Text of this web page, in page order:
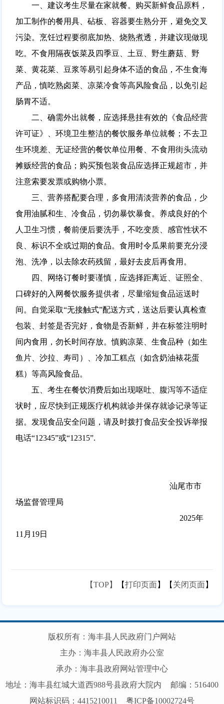
一、 建议考生尽量在家就餐。购买新鲜食品原料，
加工制作的餐用具、砧板、容器要生熟分开，避免交叉
污染。烹饪过程要彻底加热、烧熟煮透，并建议现做现
吃。不食用隔夜饭菜及四季豆、土豆、野生蘑菇、野
菜、黄花菜、豆浆等易引起身体不适的食品，不生食海
产品，慎吃熟卤菜、凉菜冷食等高风险食品，以免引起
肠胃不适。
二、 确需外出就餐，应选择悬挂有效的《食品经营
许可证》、环境卫生整洁的餐饮服务单位就餐；不去卫
生环境差、无证经营的餐饮单位用餐、不食用街头流动
摊贩经营的食品；购买预包装食品应选择正规超市，并
注意索要发票或购物小票。
三、营养搭配要合理，多食用清淡营养的食品，少
食用油腻和生、冷食品，切勿暴饮暴食。养成良好的个
人卫生习惯，餐前便后要洗手，不吃变质、感官性状不
良、标识不全或过期的食品。食用时令瓜果前要充分浸
泡、洗净，以去除农药残留，最好去皮后再食用。
四、网络订餐时要谨慎，应选择距离近、证照全、
口碑好的入网餐饮服务提供者，尽量缩短食品运送时
间。自觉采取“无接触式”配送方式，送达后要认真检查
包装、封签是否完好，食物是否新鲜，并在标签注明时
间内食用，勿长时间存放。慎购凉菜、生食品种（如生
鱼片、沙拉、寿司）、冷加工糕点（如含奶油裱花蛋
糕）等高风险食品。
五、考生在餐饮消费后如出现呕吐、腹泻等不适症
状时，应尽快到正规医疗机构就诊并保存就诊记录等证
据。发现食品安全问题，请及时拨打食品安全投诉举报
电话“12345”或“12315”.
汕尾市市
场监督管理局
2025年
11 月 19日
【TOP】 【打印页面】【 关闭页面】
版权所有：海丰县人民政府门户网站
主办：海丰县人民政府办公室
承办：海丰县政府网站管理中心
地址：海丰县红城大道西988号县政府大院内
邮编：516400
网站标识码：4415210011
粤ICP备10002724号